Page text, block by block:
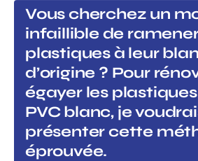
Vous cherchez un
infaillible de
plastiques à leur
d’origine ? Pour
égayer les
PVC blanc, je
présenter cette
éprouvée.